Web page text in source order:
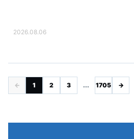
2026.08.06
← 1 2 3 ... 1705 →